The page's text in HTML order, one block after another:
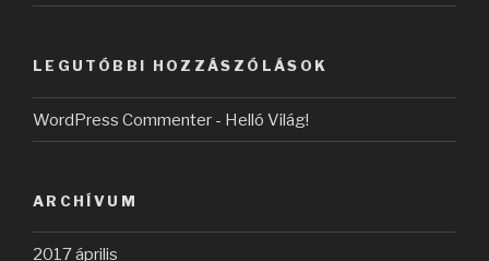
LEGUTÓBBI HOZZÁSZÓLÁSOK
WordPress Commenter - Helló Világ!
ARCHÍVUM
2017 április